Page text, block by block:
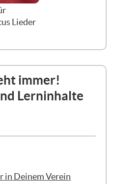
Lieder
immer!
Lerninhalte
Deinem Verein